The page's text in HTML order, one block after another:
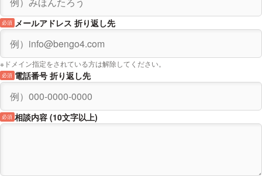
メールアドレス 折り返し先
必須
※ドメイン指定をされている方は解除してください。
電話番号 折り返し先
必須
相談内容 (10文字以上)
必須